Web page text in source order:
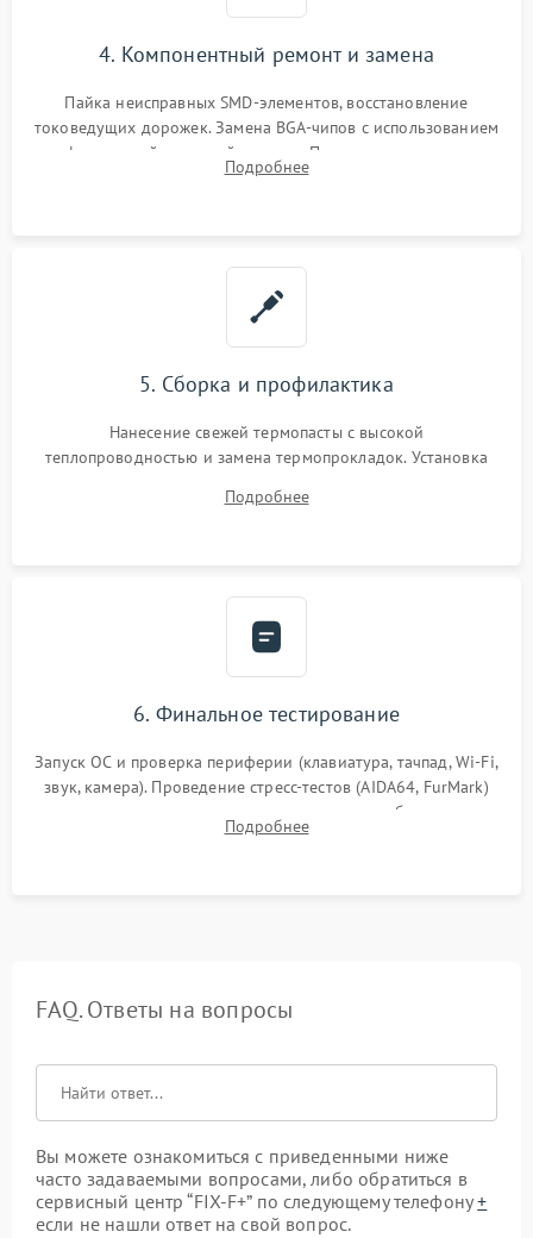
4. Компонентный ремонт и замена
Пайка неисправных SMD-элементов, восстановление
токоведущих дорожек. Замена BGA-чипов с использованием
инфракрасной паяльной станции. Прошивка микросхемы
BIOS или замена поврежденных портов USB
Подробнее
5. Сборка и профилактика
Нанесение свежей термопасты с высокой
теплопроводностью и замена термопрокладок. Установка
шлейфов, модулей памяти и накопителей. Предварительная
Подробнее
6. Финальное тестирование
Запуск ОС и проверка периферии (клавиатура, тачпад, Wi-Fi,
звук, камера). Проведение стресс-тестов (AIDA64, FurMark)
для контроля температурного режима и стабильности
системы под пиковой нагрузкой.
Подробнее
FAQ. Ответы на вопросы
Вы можете ознакомиться с приведенными ниже
часто задаваемыми вопросами, либо обратиться в
сервисный центр “FIX-F+” по следующему телефону+
если не нашли ответ на свой вопрос.